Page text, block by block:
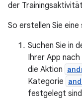
der
So erstellen Sie
Suchen Sie in
Ihrer App
die Aktion
Kategorie
festgelegt